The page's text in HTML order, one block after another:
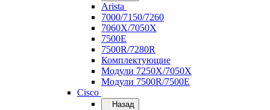
Arista
7000/7150/7260
7060X/7050X
7500E
7500R/7280R
Комплектующие
Модули 7250X/7050X
Модули 7500R/7500E
Cisco
Назад